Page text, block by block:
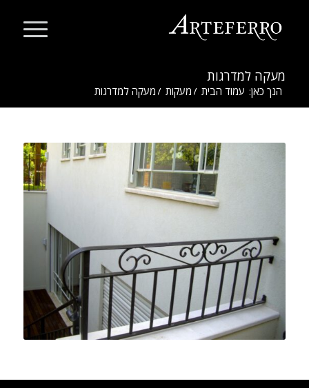
מעקה למדרגות
הנך כאן: עמוד הבית / מעקות / מעקה למדרגות